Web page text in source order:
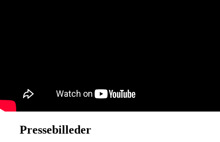
Pressebilleder